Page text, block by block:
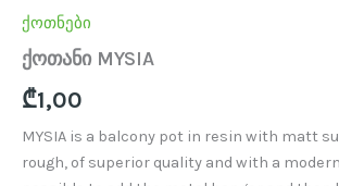
ქოთნები
ქოთანი MYSIA
₾1,00
MYSIA is a balcony pot in resin with matt
rough, of superior quality and with a